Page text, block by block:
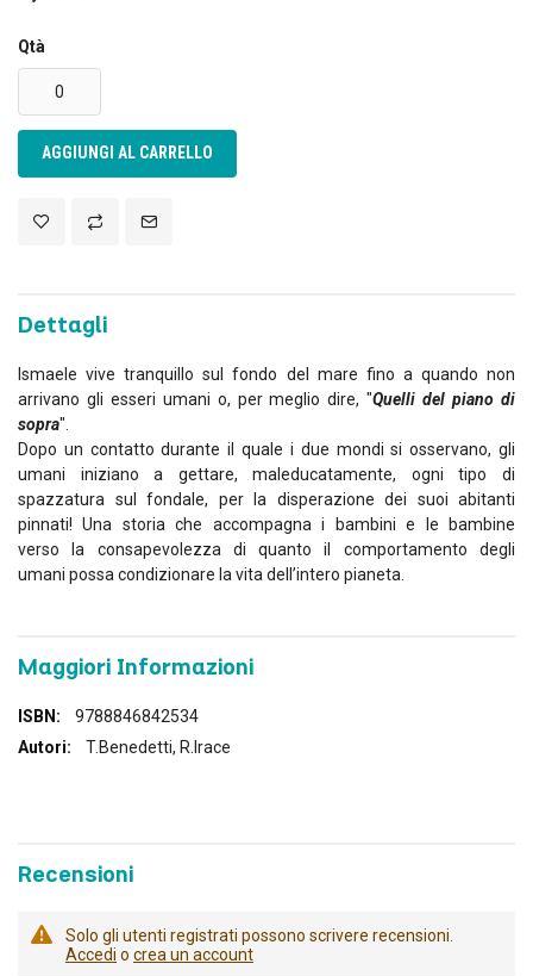
Qtà
AGGIUNGI AL CARRELLO
Dettagli
Ismaele vive tranquillo sul fondo del mare fino a quando non
arrivano gli esseri umani o, per meglio dire, "Quelli del piano di
sopra".
Dopo un contatto durante il quale i due mondi si osservano, gli
umani iniziano a gettare, maleducatamente, ogni tipo di
spazzatura sul fondale, per la disperazione dei suoi abitanti
pinnati! Una storia che accompagna i bambini e le bambine
verso la consapevolezza di quanto il comportamento degli
umani possa condizionare la vita dell’intero pianeta.
Maggiori Informazioni
Maggiori
Informazioni
9788846842534
T.Benedetti, R.Irace
Recensioni
Solo gli utenti registrati possono scrivere recensioni.
Accedi o crea un account